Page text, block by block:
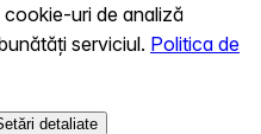
uri de analiză
serviciul. Politica de
detaliate